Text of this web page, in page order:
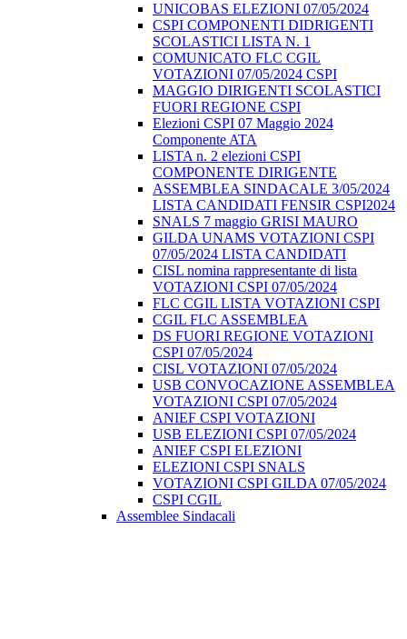
UNICOBAS ELEZIONI 07/05/2024
CSPI COMPONENTI DIDRIGENTI
SCOLASTICI LISTA N. 1
COMUNICATO FLC CGIL
VOTAZIONI 07/05/2024 CSPI
MAGGIO DIRIGENTI SCOLASTICI
FUORI REGIONE CSPI
Elezioni CSPI 07 Maggio 2024
Componente ATA
LISTA n. 2 elezioni CSPI
COMPONENTE DIRIGENTE
ASSEMBLEA SINDACALE 3/05/2024
LISTA CANDIDATI FENSIR CSPI2024
SNALS 7 maggio GRISI MAURO
GILDA UNAMS VOTAZIONI CSPI
07/05/2024 LISTA CANDIDATI
CISL nomina rappresentante di lista
VOTAZIONI CSPI 07/05/2024
FLC CGIL LISTA VOTAZIONI CSPI
CGIL FLC ASSEMBLEA
DS FUORI REGIONE VOTAZIONI
CSPI 07/05/2024
CISL VOTAZIONI 07/05/2024
USB CONVOCAZIONE ASSEMBLEA
VOTAZIONI CSPI 07/05/2024
ANIEF CSPI VOTAZIONI
USB ELEZIONI CSPI 07/05/2024
ANIEF CSPI ELEZIONI
ELEZIONI CSPI SNALS
VOTAZIONI CSPI GILDA 07/05/2024
CSPI CGIL
Assemblee Sindacali